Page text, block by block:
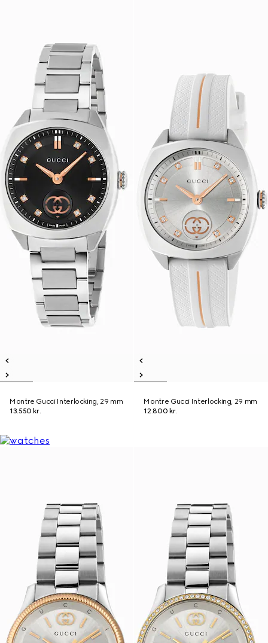
Montre Gucci Interlocking, 29 mm
13.550 kr.
Montre Gucci Interlocking, 29 mm
12.800 kr.